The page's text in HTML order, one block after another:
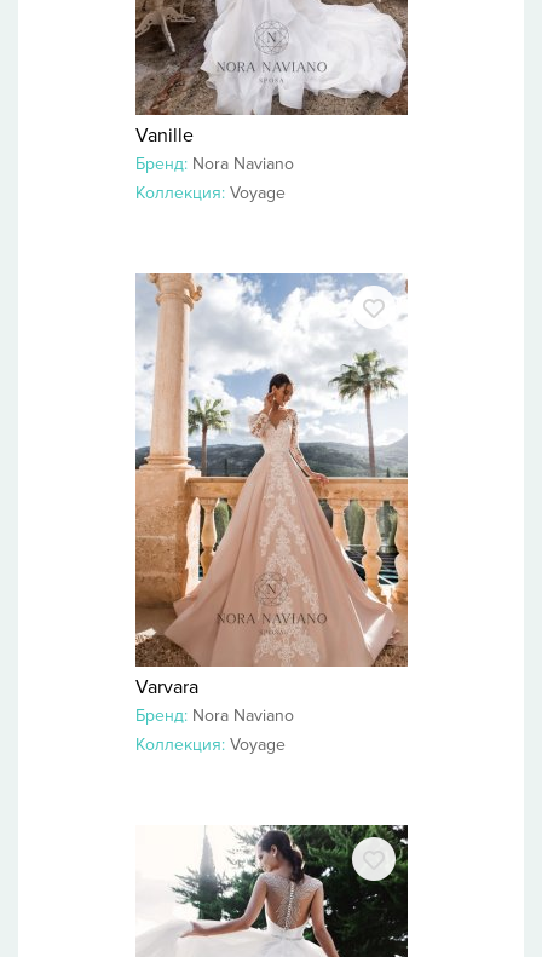
Vanille
Бренд: Nora Naviano
Коллекция: Voyage
Varvara
Бренд: Nora Naviano
Коллекция: Voyage